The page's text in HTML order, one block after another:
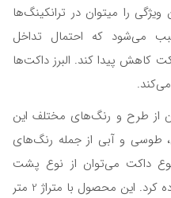
را میتوان در ترانکینگ‌ها
می‌شود که احتمال تداخل
کاهش پیدا کند. البرز داکت‌ها
از طرح و رنگ‌های مختلف این
طوسی و آبی از جمله رنگ‌های
داکت می‌توان از نوع پشت
چسبدار و پشت چسب دار آن استفاده کرد. این محصول با متراژ 2 متر